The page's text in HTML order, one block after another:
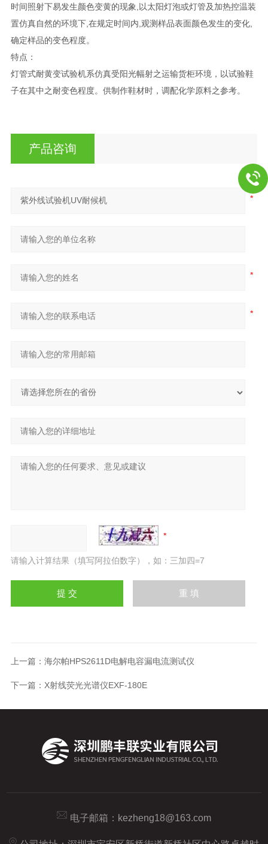
时间照射下易发生颜色变黄的现象,以太阳灯泡或灯管及加热控温装
置仿真自然的环境下,在规定时间内,观测样品表面颜色发生的变化,
确定样品的变色程度。
特点：
灯管式耐黄变试验机系仿真受阳光幅射之运输货柜环境，以试验鞋
子在其中之耐变色程度。供制作鞋材时，调配化学原料之参考。
产品咨询
请输入计算结果（填写阿拉伯数字），如：三加四=7
上一篇： 海尔帕HPS2611D电解电容漏电流测试仪
下一篇： X射线荧光光谱仪EXF-180E
电子邮箱： kezheng18@163.com